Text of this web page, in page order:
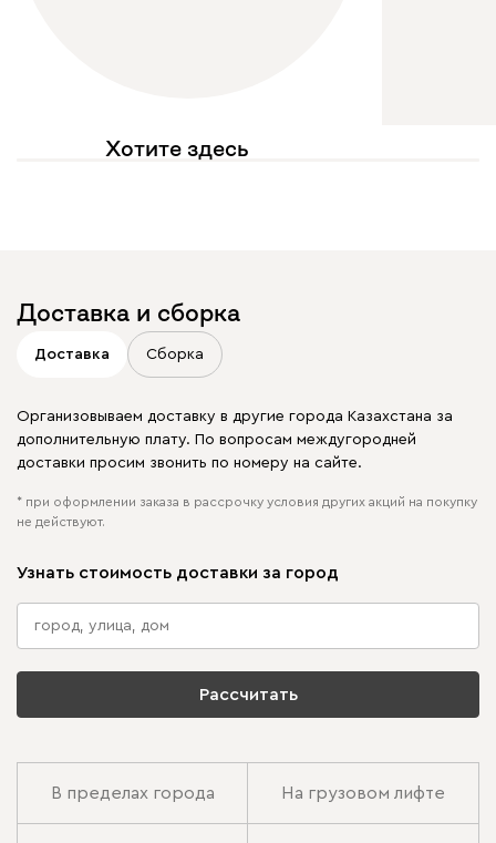
Хотите здесь
Доставка и сборка
Доставка Сборка
Организовываем доставку в другие города Казахстана за
дополнительную плату. По вопросам междугородней
доставки просим звонить по номеру на сайте.
* при оформлении заказа в рассрочку условия других акций на покупку
не действуют.
Узнать стоимость доставки за город
Рассчитать
В пределах города На грузовом лифте